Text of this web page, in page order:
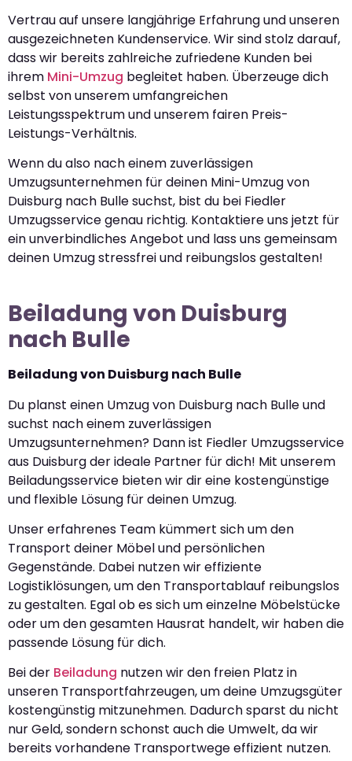
Vertrau auf unsere langjährige Erfahrung und unseren
ausgezeichneten Kundenservice. Wir sind stolz darauf,
dass wir bereits zahlreiche zufriedene Kunden bei
ihrem Mini-Umzug begleitet haben. Überzeuge dich
selbst von unserem umfangreichen
Leistungsspektrum und unserem fairen Preis-
Leistungs-Verhältnis.
Wenn du also nach einem zuverlässigen
Umzugsunternehmen für deinen Mini-Umzug von
Duisburg nach Bulle suchst, bist du bei Fiedler
Umzugsservice genau richtig. Kontaktiere uns jetzt für
ein unverbindliches Angebot und lass uns gemeinsam
deinen Umzug stressfrei und reibungslos gestalten!
Beiladung von Duisburg
nach Bulle
Beiladung von Duisburg nach Bulle
Du planst einen Umzug von Duisburg nach Bulle und
suchst nach einem zuverlässigen
Umzugsunternehmen? Dann ist Fiedler Umzugsservice
aus Duisburg der ideale Partner für dich! Mit unserem
Beiladungsservice bieten wir dir eine kostengünstige
und flexible Lösung für deinen Umzug.
Unser erfahrenes Team kümmert sich um den
Transport deiner Möbel und persönlichen
Gegenstände. Dabei nutzen wir effiziente
Logistiklösungen, um den Transportablauf reibungslos
zu gestalten. Egal ob es sich um einzelne Möbelstücke
oder um den gesamten Hausrat handelt, wir haben die
passende Lösung für dich.
Bei der Beiladung nutzen wir den freien Platz in
unseren Transportfahrzeugen, um deine Umzugsgüter
kostengünstig mitzunehmen. Dadurch sparst du nicht
nur Geld, sondern schonst auch die Umwelt, da wir
bereits vorhandene Transportwege effizient nutzen.